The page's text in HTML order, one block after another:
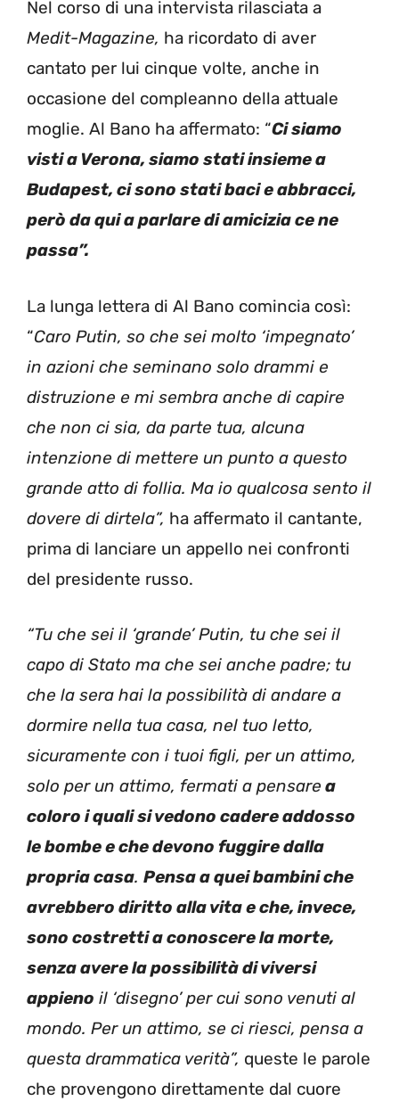
Nel corso di una intervista rilasciata a
Medit-Magazine, ha ricordato di aver
cantato per lui cinque volte, anche in
occasione del compleanno della attuale
moglie. Al Bano ha affermato: “Ci siamo
visti a Verona, siamo stati insieme a
Budapest, ci sono stati baci e abbracci,
però da qui a parlare di amicizia ce ne
passa”.
La lunga lettera di Al Bano comincia così:
“Caro Putin, so che sei molto ‘impegnato’
in azioni che seminano solo drammi e
distruzione e mi sembra anche di capire
che non ci sia, da parte tua, alcuna
intenzione di mettere un punto a questo
grande atto di follia. Ma io qualcosa sento il
dovere di dirtela”, ha affermato il cantante,
prima di lanciare un appello nei confronti
del presidente russo.
“Tu che sei il ‘grande’ Putin, tu che sei il
capo di Stato ma che sei anche padre; tu
che la sera hai la possibilità di andare a
dormire nella tua casa, nel tuo letto,
sicuramente con i tuoi figli, per un attimo,
solo per un attimo, fermati a pensare a
coloro i quali si vedono cadere addosso
le bombe e che devono fuggire dalla
propria casa. Pensa a quei bambini che
avrebbero diritto alla vita e che, invece,
sono costretti a conoscere la morte,
senza avere la possibilità di viversi
appieno il ‘disegno’ per cui sono venuti al
mondo. Per un attimo, se ci riesci, pensa a
questa drammatica verità”, queste le parole
che provengono direttamente dal cuore